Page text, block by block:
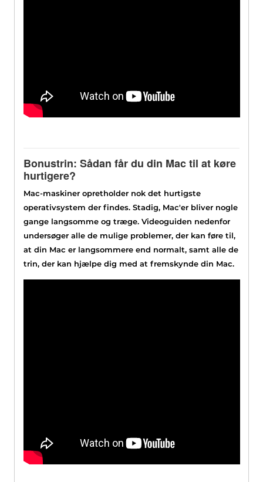
Bonustrin: Sådan får du din Mac til at køre
hurtigere?
Mac-maskiner opretholder nok det hurtigste
operativsystem der findes. Stadig, Mac'er bliver nogle
gange langsomme og træge. Videoguiden nedenfor
undersøger alle de mulige problemer, der kan føre til,
at din Mac er langsommere end normalt, samt alle de
trin, der kan hjælpe dig med at fremskynde din Mac.